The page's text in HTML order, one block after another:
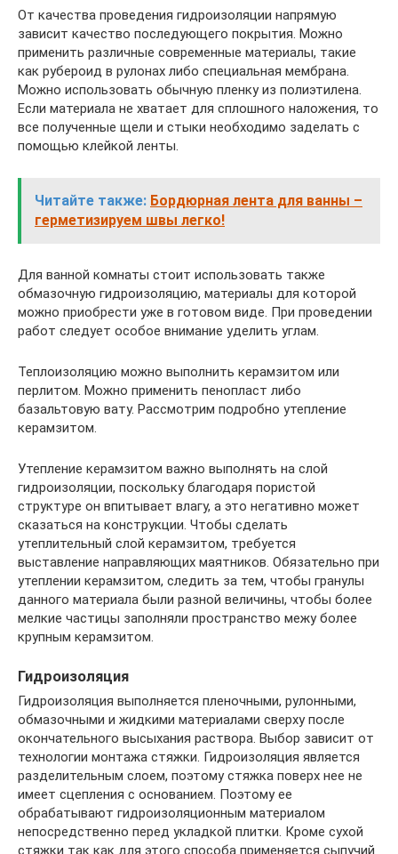
От качества проведения гидроизоляции напрямую
зависит качество последующего покрытия. Можно
применить различные современные материалы, такие
как рубероид в рулонах либо специальная мембрана.
Можно использовать обычную пленку из полиэтилена.
Если материала не хватает для сплошного наложения, то
все полученные щели и стыки необходимо заделать с
помощью клейкой ленты.
Читайте также: Бордюрная лента для ванны –
герметизируем швы легко!
Для ванной комнаты стоит использовать также
обмазочную гидроизоляцию, материалы для которой
можно приобрести уже в готовом виде. При проведении
работ следует особое внимание уделить углам.
Теплоизоляцию можно выполнить керамзитом или
перлитом. Можно применить пенопласт либо
базальтовую вату. Рассмотрим подробно утепление
керамзитом.
Утепление керамзитом важно выполнять на слой
гидроизоляции, поскольку благодаря пористой
структуре он впитывает влагу, а это негативно может
сказаться на конструкции. Чтобы сделать
утеплительный слой керамзитом, требуется
выставление направляющих маятников. Обязательно при
утеплении керамзитом, следить за тем, чтобы гранулы
данного материала были разной величины, чтобы более
мелкие частицы заполняли пространство межу более
крупным керамзитом.
Гидроизоляция
Гидроизоляция выполняется пленочными, рулонными,
обмазочными и жидкими материалами сверху после
окончательного высыхания раствора. Выбор зависит от
технологии монтажа стяжки. Гидроизоляция является
разделительным слоем, поэтому стяжка поверх нее не
имеет сцепления с основанием. Поэтому ее
обрабатывают гидроизоляционным материалом
непосредственно перед укладкой плитки. Кроме сухой
стяжки так как для этого способа применяется сыпучий